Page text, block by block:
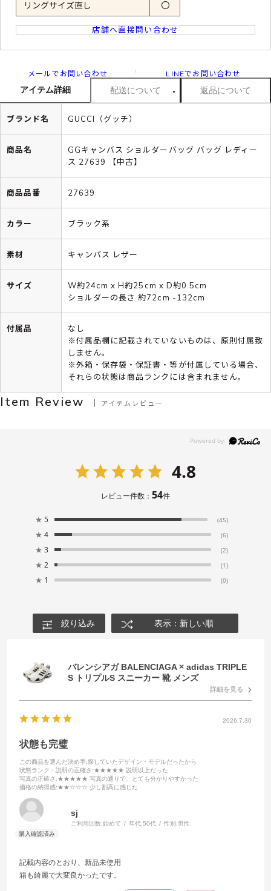
リングサイズ直し 〇
店舗へ直接問い合わせ
メールでお問い合わせ LINEでお問い合わせ
アイテム詳細 配送について 返品について
ブランド名 GUCCI（グッチ）
商品名
GGキャンバス ショルダーバッグ バッグ レディー
ス 27639 【中古】
商品品番 27639
カラー ブラック系
素材 キャンバス レザー
サイズ
W約24cm x H約25cm x D約0.5cm
ショルダーの長さ 約72cm -132cm
付属品
なし
※付属品欄に記載されていないものは、原則付属致
しません。
※外箱・保存袋・保証書・等が付属している場合、
それらの状態は商品ランクには含まれません。
Item Review アイテムレビュー
4.8
レビュー件数： 54件
★ 5 (45)
★ 4 (6)
★ 3 (2)
★ 2 (1)
★ 1 (0)
絞り込み 表示：新しい順
バレンシアガ BALENCIAGA × adidas TRIPLE
S トリプルS スニーカー 靴 メンズ
詳細を見る
2026.7.30
状態も完璧
この商品を選んだ決め手:探していたデザイン・モデルだったから
状態ランク・説明の正確さ :★★★★★ 説明以上だった
写真の正確さ :★★★★★ 写真の通りで、とても分かりやすかった
価格の納得感:★★☆☆☆ 少し割高に感じた
sj
ご利用回数:始めて 年代:50代 性別:男性
記載内容のとおり、新品未使用
箱も綺麗で大変良かったです。